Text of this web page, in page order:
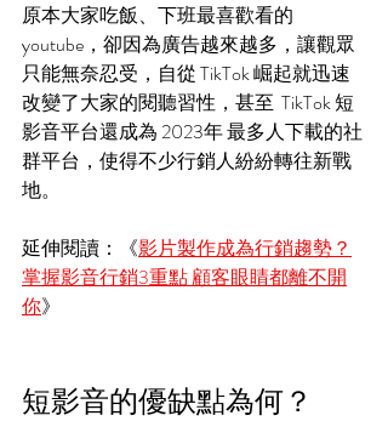
原本大家吃飯、下班最喜歡看的
youtube，卻因為廣告越來越多，讓觀眾
只能無奈忍受，自從 TikTok 崛起就迅速
改變了大家的閱聽習性，甚至  TikTok 短
影音平台還成為 2023年 最多人下載的社
群平台，使得不少行銷人紛紛轉往新戰
地。
延伸閱讀：《影片製作成為行銷趨勢？
掌握影音行銷3重點 顧客眼睛都離不開
你》
短影音的優缺點為何？